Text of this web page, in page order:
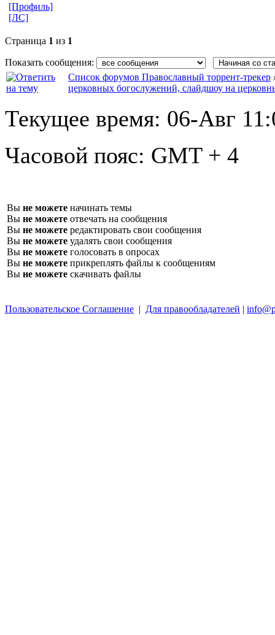
[Профиль]
[ЛС]
Страница 1 из 1
Показать сообщения:
Список форумов Православный торрент-трекер
церковных богослужений, слайдшоу на
Текущее время: 06-Авг
Часовой пояс: GMT + 4
Вы не можете начинать темы
Вы не можете отвечать на сообщения
Вы не можете редактировать свои сообщения
Вы не можете удалять свои сообщения
Вы не можете голосовать в опросах
Вы не можете прикреплять файлы к сообщениям
Вы не можете скачивать файлы
Пользовательское Соглашение | Для правообладателей |